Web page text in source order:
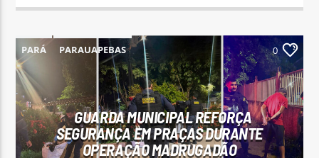
PARÁ PARAUAPEBAS 0
GUARDA MUNICIPAL REFORÇA
SEGURANÇA EM PRAÇAS DURANTE
OPERAÇÃO MADRUGADÃO